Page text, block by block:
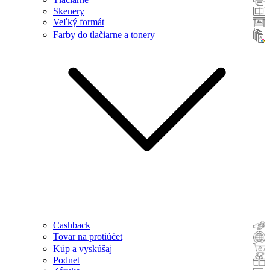
Skenery
Veľký formát
Farby do tlačiarne a tonery
Cashback
Tovar na protiúčet
Kúp a vyskúšaj
Podnet